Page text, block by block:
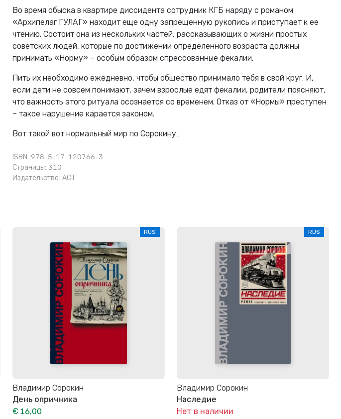
Во время обыска в квартире диссидента сотрудник КГБ наряду с романом
«Архипелаг ГУЛАГ» находит еще одну запрещенную рукопись и приступает к ее
чтению. Состоит она из нескольких частей, рассказывающих о жизни простых
советских людей, которые по достижении определенного возраста должны
принимать «Норму» – особым образом спрессованные фекалии.
Пить их необходимо ежедневно, чтобы общество принимало тебя в свой круг. И,
если дети не совсем понимают, зачем взрослые едят фекалии, родители поясняют,
что важность этого ритуала осознается со временем. Отказ от «Нормы» преступен
– такое нарушение карается законом.
Вот такой вот нормальный мир по Сорокину…
ISBN: 978-5-17-120766-3
Страницы: 310
Издательство: АСТ
RUS
Владимир Сорокин
День опричника
€ 16,00
RUS
Владимир Сорокин
Наследие
Нет в наличии